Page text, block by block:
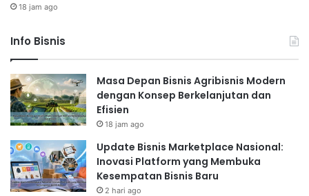
18 jam ago
Info Bisnis
Masa Depan Bisnis Agribisnis Modern
dengan Konsep Berkelanjutan dan
Efisien
18 jam ago
Update Bisnis Marketplace Nasional:
Inovasi Platform yang Membuka
Kesempatan Bisnis Baru
2 hari ago